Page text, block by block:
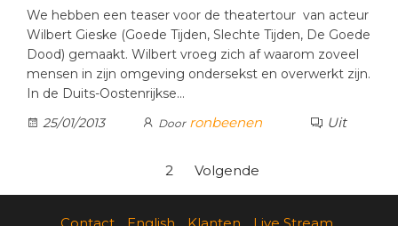
We hebben een teaser voor de theatertour van acteur
Wilbert Gieske (Goede Tijden, Slechte Tijden, De Goede
Dood) gemaakt. Wilbert vroeg zich af waarom zoveel
mensen in zijn omgeving ondersekst en overwerkt zijn.
In de Duits-Oostenrijkse…
25/01/2013
Door ronbeenen Uit
paginering
2 Volgende